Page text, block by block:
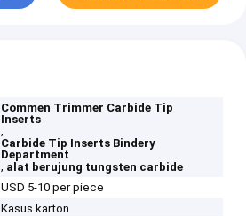
Commen Trimmer Carbide Tip
Inserts
,
Carbide Tip Inserts Bindery
Department
, alat berujung tungsten carbide
USD 5-10 per piece
Kasus karton